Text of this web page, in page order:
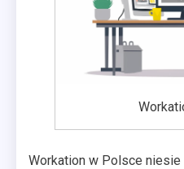
Workation w Polsce